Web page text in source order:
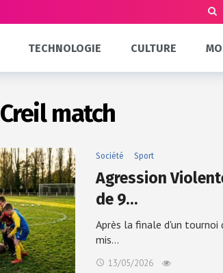
TECHNOLOGIE CULTURE
Creil match
Société Sport
Agression
de 9…
Après la finale d'un
mis…
13/05/2026